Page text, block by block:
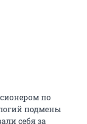
по
подмены
себя за